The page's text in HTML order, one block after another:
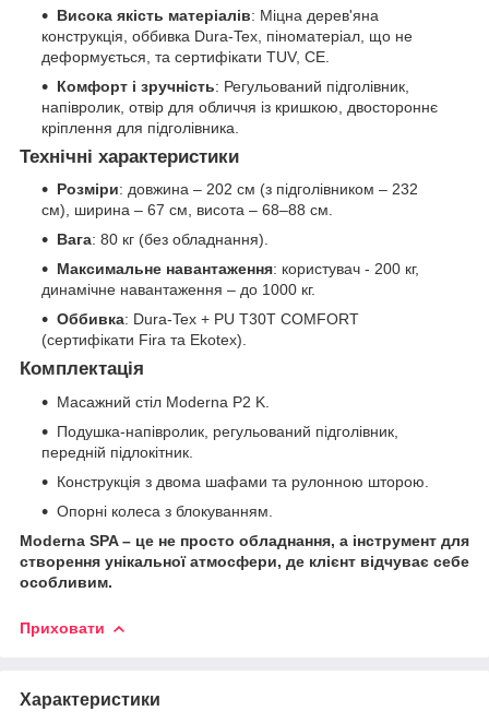
Висока якість матеріалів: Міцна дерев'яна
конструкція, оббивка Dura-Tex, піноматеріал, що не
деформується, та сертифікати TUV, CE.
Комфорт і зручність: Регульований підголівник,
напівролик, отвір для обличчя із кришкою, двостороннє
кріплення для підголівника.
Технічні характеристики
Розміри: довжина – 202 см (з підголівником – 232
см), ширина – 67 см, висота – 68–88 см.
Вага: 80 кг (без обладнання).
Максимальне навантаження: користувач - 200 кг,
динамічне навантаження – до 1000 кг.
Оббивка: Dura-Tex + PU T30T COMFORT
(сертифікати Fira та Ekotex).
Комплектація
Масажний стіл Moderna P2 K.
Подушка-напівролик, регульований підголівник,
передній підлокітник.
Конструкція з двома шафами та рулонною шторою.
Опорні колеса з блокуванням.
Moderna SPA – це не просто обладнання, а інструмент для
створення унікальної атмосфери, де клієнт відчуває себе
особливим.
Приховати
Характеристики